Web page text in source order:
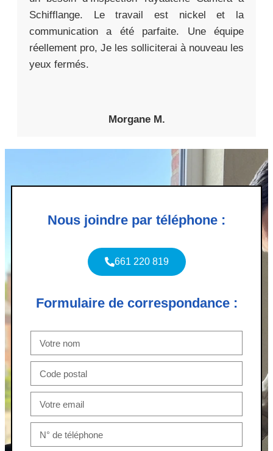
Schifflange. Le travail est nickel et la
communication a été parfaite. Une équipe
réellement pro, Je les solliciterai à nouveau les
yeux fermés.
Morgane M.
Nous joindre par téléphone :
661 220 819
Formulaire de correspondance :